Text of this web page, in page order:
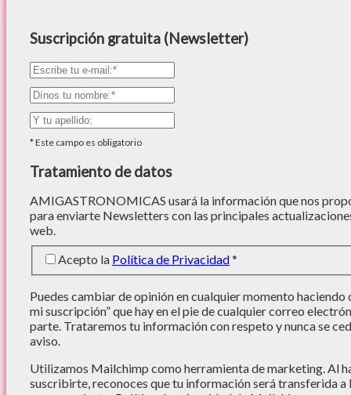
Suscripción gratuita (Newsletter)
*Este campo es obligatorio
Tratamiento de datos
AMIGASTRONOMICAS usará la información que nos
para enviarte Newsletters con las principales
web.
Acepto la Política de Privacidad*
Puedes cambiar de opinión en cualquier momento haciendo
mi suscripción” que hay en el pie de cualquier correo
parte. Trataremos tu información con respeto y nunca se
aviso.
Utilizamos Mailchimp como herramienta de marketing. Al
suscribirte, reconoces que tu información será transferida